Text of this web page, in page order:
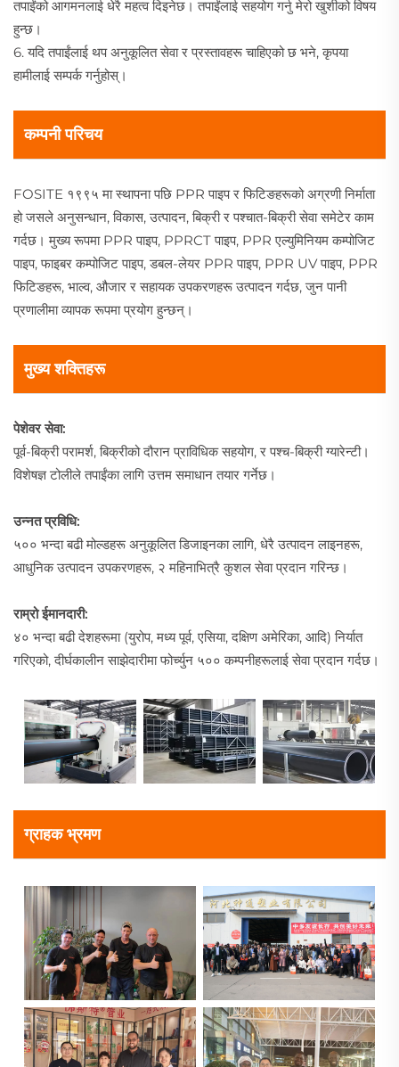
तपाईंको आगमनलाई धेरै महत्व दिइनेछ। तपाईंलाई सहयोग गर्नु मेरो खुशीको विषय
हुन्छ।
6. यदि तपाईंलाई थप अनुकूलित सेवा र प्रस्तावहरू चाहिएको छ भने, कृपया
हामीलाई सम्पर्क गर्नुहोस्।
कम्पनी परिचय
FOSITE १९९५ मा स्थापना पछि PPR पाइप र फिटिङहरूको अग्रणी निर्माता
हो जसले अनुसन्धान, विकास, उत्पादन, बिक्री र पश्चात-बिक्री सेवा समेटेर काम
गर्दछ। मुख्य रूपमा PPR पाइप, PPRCT पाइप, PPR एल्युमिनियम कम्पोजिट
पाइप, फाइबर कम्पोजिट पाइप, डबल-लेयर PPR पाइप, PPR UV पाइप, PPR
फिटिङहरू, भाल्व, औजार र सहायक उपकरणहरू उत्पादन गर्दछ, जुन पानी
प्रणालीमा व्यापक रूपमा प्रयोग हुन्छन्।
मुख्य शक्तिहरू
पेशेवर सेवा:
पूर्व-बिक्री परामर्श, बिक्रीको दौरान प्राविधिक सहयोग, र पश्च-बिक्री ग्यारेन्टी।
विशेषज्ञ टोलीले तपाईंका लागि उत्तम समाधान तयार गर्नेछ।
उन्नत प्रविधि:
५०० भन्दा बढी मोल्डहरू अनुकूलित डिजाइनका लागि, धेरै उत्पादन लाइनहरू,
आधुनिक उत्पादन उपकरणहरू, २ महिनाभित्रै कुशल सेवा प्रदान गरिन्छ।
राम्रो ईमानदारी:
४० भन्दा बढी देशहरूमा (युरोप, मध्य पूर्व, एसिया, दक्षिण अमेरिका, आदि) निर्यात
गरिएको, दीर्घकालीन साझेदारीमा फोर्च्युन ५०० कम्पनीहरूलाई सेवा प्रदान गर्दछ।
ग्राहक भ्रमण